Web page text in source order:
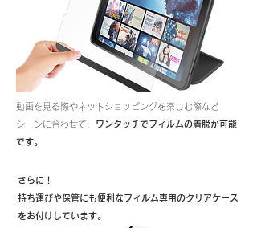
動画を見る際やネットショッピングを楽しむ際など
シーンに合わせて、 ワンタッチでフィルムの着脱が可能
です。
さらに！
持ち運びや保管にも便利なフィルム専用のクリアケース
をお付けしています。